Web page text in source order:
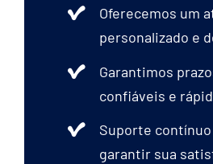
Oferecemos um
personalizado e
Garantimos
confiáveis e
Suporte
garantir sua